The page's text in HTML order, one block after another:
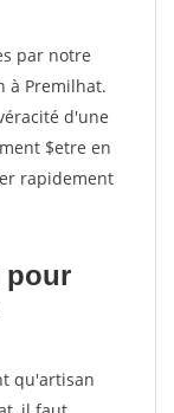
par notre
à Premilhat.
d'une
$etre en
rapidement
pour
qu'artisan